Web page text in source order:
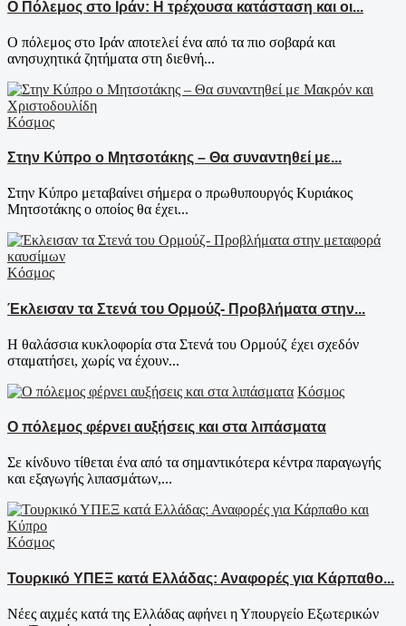
Ο Πόλεμος στο Ιράν: Η τρέχουσα κατάσταση και οι...
Ο πόλεμος στο Ιράν αποτελεί ένα από τα πιο σοβαρά και
ανησυχητικά ζητήματα στη διεθνή...
Κόσμος
Στην Κύπρο ο Μητσοτάκης – Θα συναντηθεί με...
Στην Κύπρο μεταβαίνει σήμερα ο πρωθυπουργός Κυριάκος
Μητσοτάκης ο οποίος θα έχει...
Κόσμος
Έκλεισαν τα Στενά του Ορμούζ- Προβλήματα στην...
Η θαλάσσια κυκλοφορία στα Στενά του Ορμούζ έχει σχεδόν
σταματήσει, χωρίς να έχουν...
Κόσμος
Ο πόλεμος φέρνει αυξήσεις και στα λιπάσματα
Σε κίνδυνο τίθεται ένα από τα σημαντικότερα κέντρα παραγωγής
και εξαγωγής λιπασμάτων,...
Κόσμος
Τουρκικό ΥΠΕΞ κατά Ελλάδας: Αναφορές για Κάρπαθο...
Νέες αιχμές κατά της Ελλάδας αφήνει η Υπουργείο Εξωτερικών